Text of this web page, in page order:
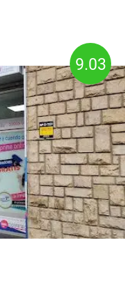
9.03